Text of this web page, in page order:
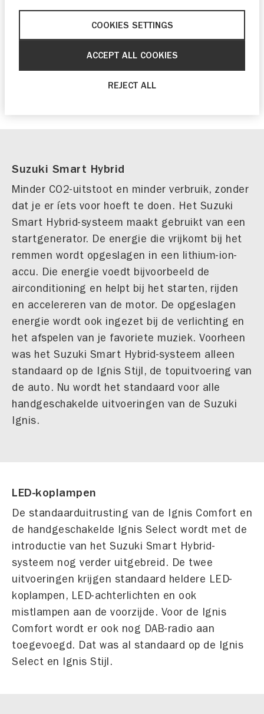
De zuinige en praktische Suzuki Ignis wordt per
direct nóg completer. Elke nieuwe
-systeem. De vanafprijs is ongewijzigd:
Suzuki Smart Hybrid
Minder CO2-uitstoot en minder verbruik, zonder
dat je er íets voor hoeft te doen. Het Suzuki
Smart Hybrid-systeem maakt gebruikt van een
startgenerator. De energie die vrijkomt bij het
remmen wordt opgeslagen in een lithium-ion-
accu. Die energie voedt bijvoorbeeld de
airconditioning en helpt bij het starten, rijden
en accelereren van de motor. De opgeslagen
energie wordt ook ingezet bij de verlichting en
het afspelen van je favoriete muziek. Voorheen
was het Suzuki Smart Hybrid-systeem alleen
standaard op de Ignis Stijl, de topuitvoering van
de auto. Nu wordt het standaard voor alle
handgeschakelde uitvoeringen van de Suzuki
Ignis.
LED-koplampen
De standaarduitrusting van de Ignis Comfort en
de handgeschakelde Ignis Select wordt met de
introductie van het Suzuki Smart Hybrid-
systeem nog verder uitgebreid. De twee
uitvoeringen krijgen standaard heldere LED-
koplampen, LED-achterlichten en ook
mistlampen aan de voorzijde. Voor de Ignis
Comfort wordt er ook nog DAB-radio aan
toegevoegd. Dat was al standaard op de Ignis
Select en Ignis Stijl.
COOKIES SETTINGS
REJECT ALL
ACCEPT ALL COOKIES